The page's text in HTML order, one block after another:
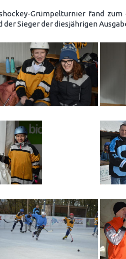
Grümpelturnier fand
Sieger der diesjährigen